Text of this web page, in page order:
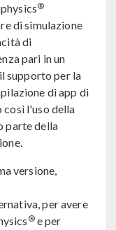
®
di simulazione
di
pari in un
supporto per la
di app di
così l'uso della
parte della
versione,
per avere
®e per